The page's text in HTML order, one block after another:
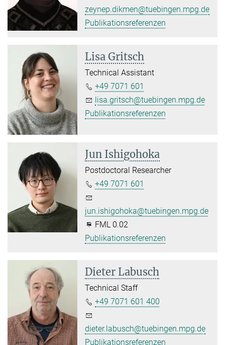
zeynep.dikmen@tuebingen.mpg.de
Publikationsreferenzen
Lisa Gritsch
Technical Assistant
+49 7071 601
lisa.gritsch@tuebingen.mpg.de
Publikationsreferenzen
Jun Ishigohoka
Postdoctoral Researcher
+49 7071 601
jun.ishigohoka@tuebingen.mpg.de
FML 0.02
Publikationsreferenzen
Dieter Labusch
Technical Staff
+49 7071 601 400
dieter.labusch@tuebingen.mpg.de
Publikationsreferenzen